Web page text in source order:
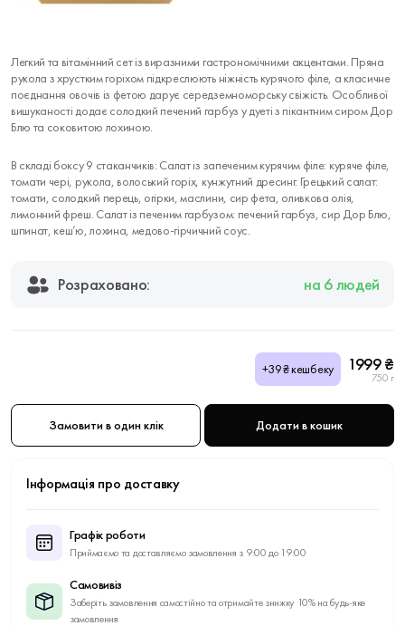
Легкий та вітамінний сет із виразними гастрономічними акцентами. Пряна
рукола з хрустким горіхом підкреслюють ніжність курячого філе, а класичне
поєднання овочів із фетою дарує середземноморську свіжість. Особливої
вишуканості додає солодкий печений гарбуз у дуеті з пікантним сиром Дор
Блю та соковитою лохиною.
В складі боксу 9 стаканчиків: Салат із запеченим курячим філе: куряче філе,
томати чері, рукола, волоський горіх, кунжутний дресинг. Грецький салат:
томати, солодкий перець, огірки, маслини, сир фета, оливкова олія,
лимонний фреш. Салат із печеним гарбузом: печений гарбуз, сир Дор Блю,
шпинат, кеш’ю, лохина, медово-гірчичний соус.
Розраховано: на 6 людей
+39₴ кешбеку 1999 ₴
750 г
Замовити в один клік Додати в кошик
Інформація про доставку
Графік роботи
Приймаємо та доставляємо замовлення з 9:00 до 19:00
Самовивіз
Заберіть замовлення самостійно та отримайте знижку 10% на будь-яке
замовлення